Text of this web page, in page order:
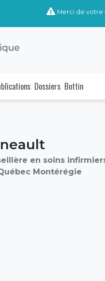
Merci de votre
Dossiers Bottin
en soins
Montérégie